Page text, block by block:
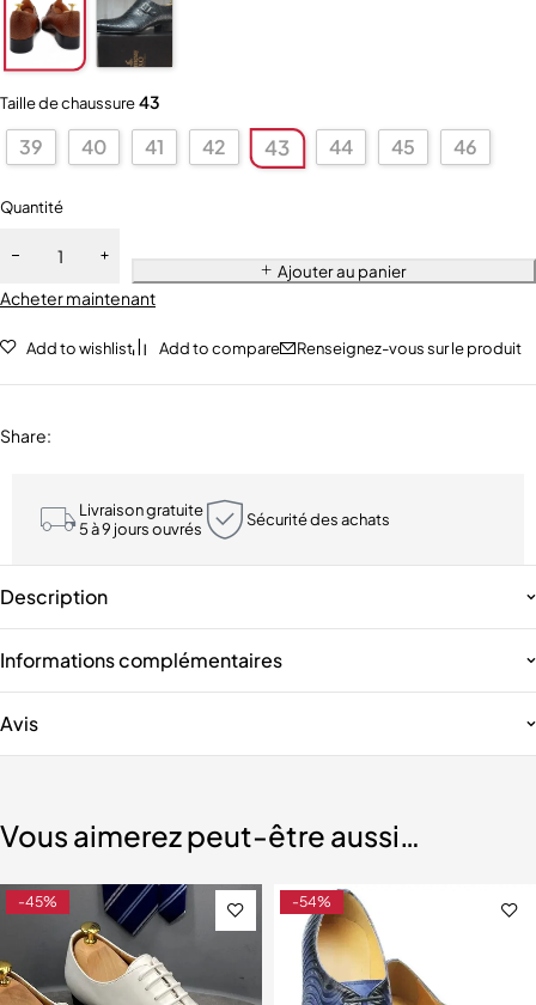
Taille de chaussure43
39 40 41 42 43 44 45 46
Quantité
Ajouter au panier
Acheter maintenant
Add to wishlist Add to compare Renseignez-vous sur le produit
Share:
Livraison gratuite
5 à 9 jours ouvrés
Sécurité des achats
Description
Informations complémentaires
Avis
Vous aimerez peut-être aussi…
-45% -54%